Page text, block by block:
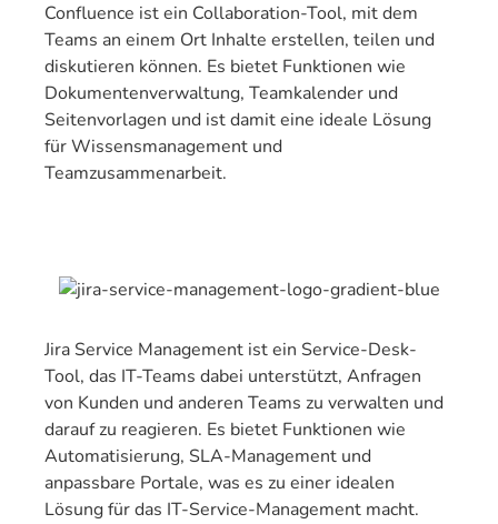
Confluence ist ein Collaboration-Tool, mit dem
Teams an einem Ort Inhalte erstellen, teilen und
diskutieren können. Es bietet Funktionen wie
Dokumentenverwaltung, Teamkalender und
Seitenvorlagen und ist damit eine ideale Lösung
für Wissensmanagement und
Teamzusammenarbeit.
Jira Service Management ist ein Service-Desk-
Tool, das IT-Teams dabei unterstützt, Anfragen
von Kunden und anderen Teams zu verwalten und
darauf zu reagieren. Es bietet Funktionen wie
Automatisierung, SLA-Management und
anpassbare Portale, was es zu einer idealen
Lösung für das IT-Service-Management macht.